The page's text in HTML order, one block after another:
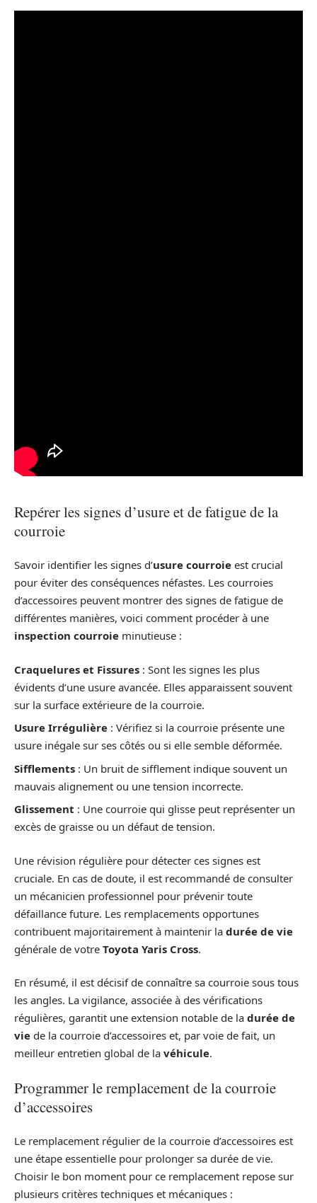
Repérer les signes d’usure et de fatigue de la
courroie
Savoir identifier les signes d’usure courroie est crucial
pour éviter des conséquences néfastes. Les courroies
d’accessoires peuvent montrer des signes de fatigue de
différentes manières, voici comment procéder à une
inspection courroie minutieuse :
Craquelures et Fissures : Sont les signes les plus
évidents d’une usure avancée. Elles apparaissent souvent
sur la surface extérieure de la courroie.
Usure Irrégulière : Vérifiez si la courroie présente une
usure inégale sur ses côtés ou si elle semble déformée.
Sifflements : Un bruit de sifflement indique souvent un
mauvais alignement ou une tension incorrecte.
Glissement : Une courroie qui glisse peut représenter un
excès de graisse ou un défaut de tension.
Une révision régulière pour détecter ces signes est
cruciale. En cas de doute, il est recommandé de consulter
un mécanicien professionnel pour prévenir toute
défaillance future. Les remplacements opportunes
contribuent majoritairement à maintenir la durée de vie
générale de votre Toyota Yaris Cross.
En résumé, il est décisif de connaître sa courroie sous tous
les angles. La vigilance, associée à des vérifications
régulières, garantit une extension notable de la durée de
vie de la courroie d’accessoires et, par voie de fait, un
meilleur entretien global de la véhicule.
Programmer le remplacement de la courroie
d’accessoires
Le remplacement régulier de la courroie d’accessoires est
une étape essentielle pour prolonger sa durée de vie.
Choisir le bon moment pour ce remplacement repose sur
plusieurs critères techniques et mécaniques :